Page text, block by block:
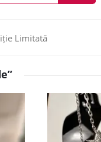
Limitată